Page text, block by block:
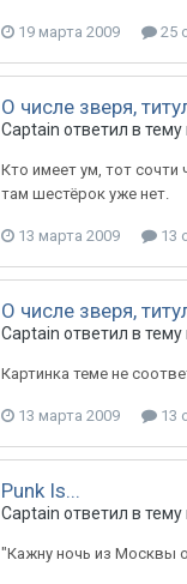
19 марта 2009 25
О числе зверя,
Captain ответил в
Кто имеет ум, тот сочти
там шестёрок уже нет.
13 марта 2009 13
О числе зверя,
Captain ответил в
Картинка теме не
13 марта 2009 13
Punk Is...
Captain ответил в тему
"Кажну ночь из Москвы